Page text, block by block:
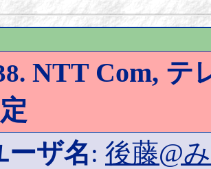
NTT Com, テ
ーザ名: 後藤@